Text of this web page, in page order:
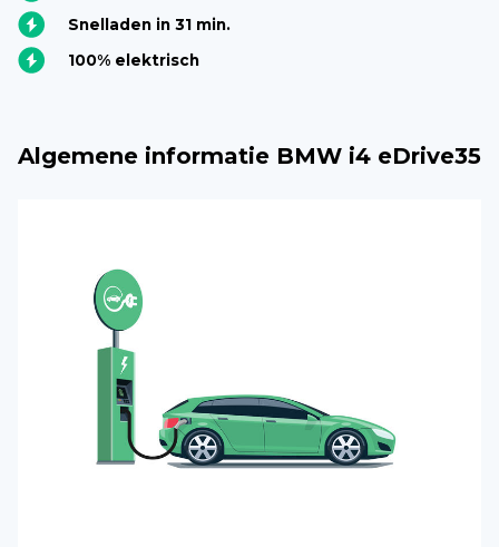
Snelladen in 31 min.
100% elektrisch
Algemene informatie BMW i4 eDrive35